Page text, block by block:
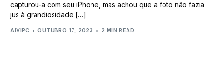
capturou-a com seu iPhone, mas achou que a foto não fazia
jus à grandiosidade […]
AIVIPC OUTUBRO 17, 2023 2 MIN READ